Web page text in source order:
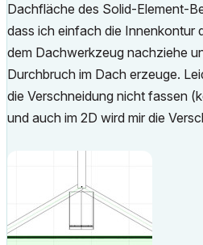
Dachfläche des Solid-Element-
dass ich einfach die Innenkontur
dem Dachwerkzeug nachziehe
Durchbruch im Dach erzeuge.
die Verschneidung nicht fassen
und auch im 2D wird mir die